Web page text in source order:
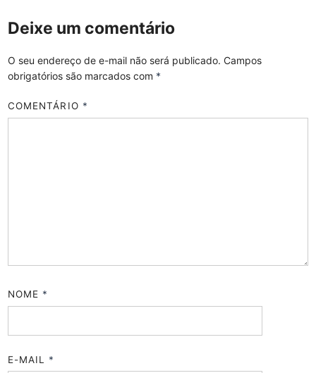
Deixe um comentário
O seu endereço de e-mail não será publicado. Campos
obrigatórios são marcados com *
COMENTÁRIO *
NOME *
E-MAIL *